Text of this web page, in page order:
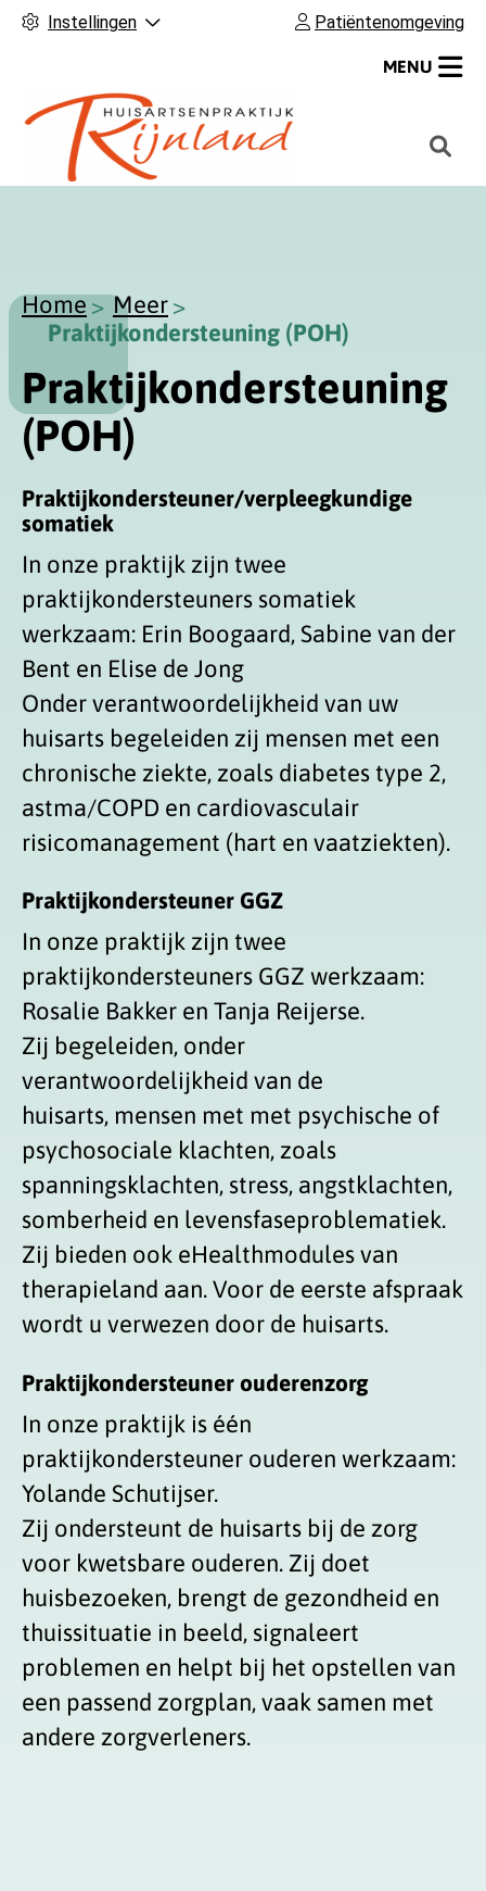
Instellingen Patiëntenomgeving
H
o
u
MENU
Home
Meer
Praktijkondersteuning (POH)
Praktijkondersteuning
(POH)
Praktijkondersteuner/verpleegkundige
somatiek
In onze praktijk zijn twee
praktijkondersteuners somatiek
werkzaam: Erin Boogaard, Sabine van der
Bent en Elise de Jong
Onder verantwoordelijkheid van uw
huisarts begeleiden zij mensen met een
chronische ziekte, zoals diabetes type 2,
astma/COPD en cardiovasculair
risicomanagement (hart en vaatziekten).
Praktijkondersteuner GGZ
In onze praktijk zijn twee
praktijkondersteuners GGZ werkzaam:
Rosalie Bakker en Tanja Reijerse.
Zij begeleiden, onder
verantwoordelijkheid van de
huisarts, mensen met met psychische of
psychosociale klachten, zoals
spanningsklachten, stress, angstklachten,
somberheid en levensfaseproblematiek.
Zij bieden ook eHealthmodules van
therapieland aan. Voor de eerste afspraak
wordt u verwezen door de huisarts.
Praktijkondersteuner ouderenzorg
In onze praktijk is één
praktijkondersteuner ouderen werkzaam:
Yolande Schutijser.
Zij ondersteunt de huisarts bij de zorg
voor kwetsbare ouderen. Zij doet
huisbezoeken, brengt de gezondheid en
thuissituatie in beeld, signaleert
problemen en helpt bij het opstellen van
een passend zorgplan, vaak samen met
andere zorgverleners.